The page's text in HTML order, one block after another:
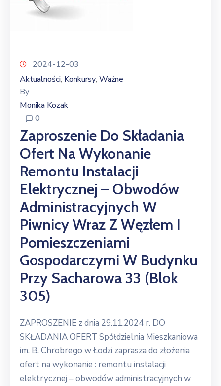
2024-12-03
Aktualności‚ Konkursy‚ Ważne
By
Monika Kozak
0
Zaproszenie Do Składania
Ofert Na Wykonanie
Remontu Instalacji
Elektrycznej – Obwodów
Administracyjnych W
Piwnicy Wraz Z Węzłem I
Pomieszczeniami
Gospodarczymi W Budynku
Przy Sacharowa 33 (blok
305)
ZAPROSZENIE z dnia 29.11.2024 r. DO
SKŁADANIA OFERT Spółdzielnia Mieszkaniowa
im. B. Chrobrego w Łodzi zaprasza do złożenia
ofert na wykonanie : remontu instalacji
elektrycznej – obwodów administracyjnych w